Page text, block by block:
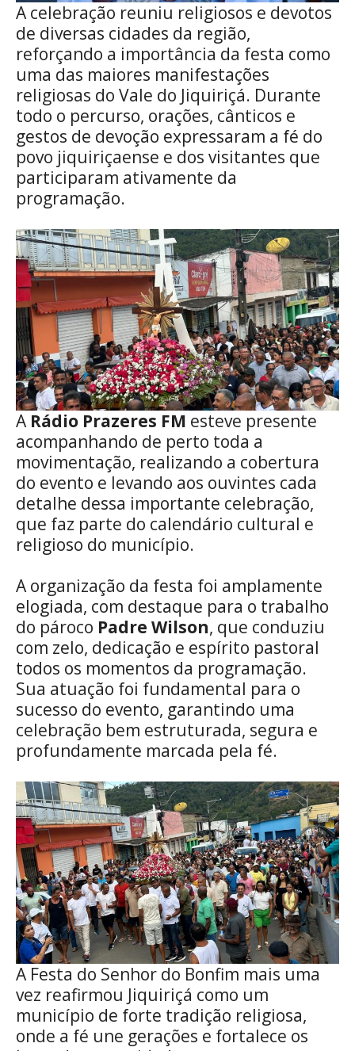
A celebração reuniu religiosos e devotos
de diversas cidades da região,
reforçando a importância da festa como
uma das maiores manifestações
religiosas do Vale do Jiquiriçá. Durante
todo o percurso, orações, cânticos e
gestos de devoção expressaram a fé do
povo jiquiriçaense e dos visitantes que
participaram ativamente da
programação.
A Rádio Prazeres FM esteve presente
acompanhando de perto toda a
movimentação, realizando a cobertura
do evento e levando aos ouvintes cada
detalhe dessa importante celebração,
que faz parte do calendário cultural e
religioso do município.
A organização da festa foi amplamente
elogiada, com destaque para o trabalho
do pároco Padre Wilson, que conduziu
com zelo, dedicação e espírito pastoral
todos os momentos da programação.
Sua atuação foi fundamental para o
sucesso do evento, garantindo uma
celebração bem estruturada, segura e
profundamente marcada pela fé.
A Festa do Senhor do Bonfim mais uma
vez reafirmou Jiquiriçá como um
município de forte tradição religiosa,
onde a fé une gerações e fortalece os